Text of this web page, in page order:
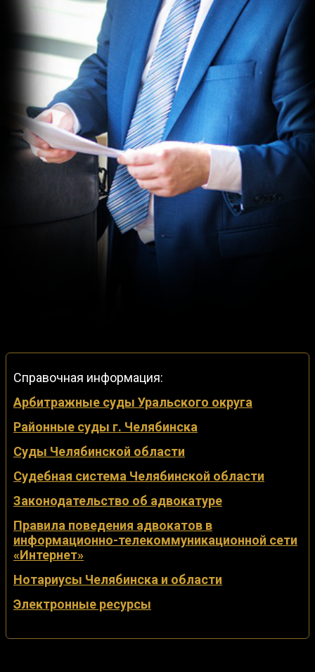
Справочная информация:
Арбитражные суды Уральского округа
Районные суды г. Челябинска
Суды Челябинской области
Судебная система Челябинской области
Законодательство об адвокатуре
Правила поведения адвокатов в
информационно-телекоммуникационной сети
«Интернет»
Нотариусы Челябинска и области
Электронные ресурсы